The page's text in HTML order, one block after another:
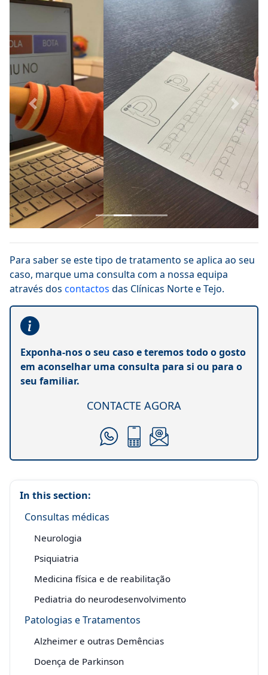
Previous Next
Para saber se este tipo de tratamento se aplica ao seu
caso, marque uma consulta com a nossa equipa
através dos contactos das Clínicas Norte e Tejo.
Exponha-nos o seu caso e teremos todo o gosto
em aconselhar uma consulta para si ou para o
seu familiar.
CONTACTE AGORA
In this section:
Consultas médicas
Neurologia
Psiquiatria
Medicina física e de reabilitação
Pediatria do neurodesenvolvimento
Patologias e Tratamentos
Alzheimer e outras Demências
Doença de Parkinson